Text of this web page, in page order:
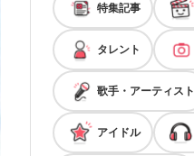
特集記事
タレント
歌手・アーティスト
アイドル